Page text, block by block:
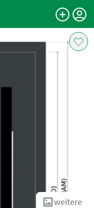
weitere